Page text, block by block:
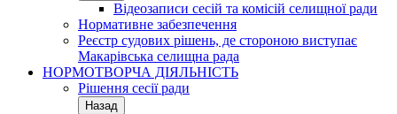
Відеозаписи сесій та комісій селищної ради
Нормативне забезпечення
Реєстр судових рішень, де стороною виступає
Макарівська селищна рада
НОРМОТВОРЧА ДІЯЛЬНІСТЬ
Рішення сесії ради
Назад